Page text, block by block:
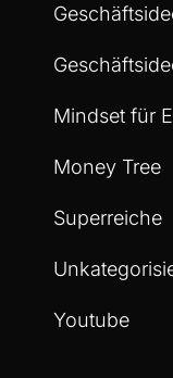
Mindset für
Money Tree
Superreiche
Youtube